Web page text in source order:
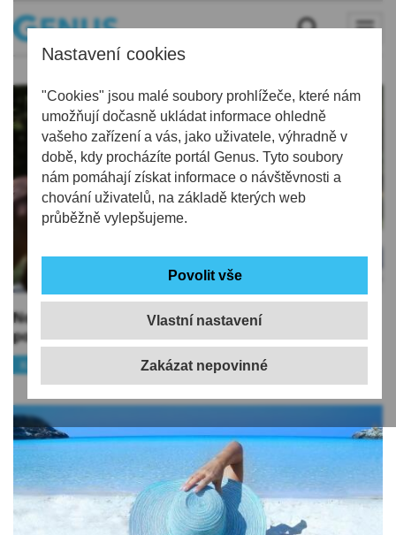
Nastavení cookies
"Cookies" jsou malé soubory prohlížeče, které nám
umožňují dočasně ukládat informace ohledně
vašeho zařízení a vás, jako uživatele, výhradně v
době, kdy procházíte portál Genus. Tyto soubory
nám pomáhají získat informace o návštěvnosti a
chování uživatelů, na základě kterých web
průběžně vylepšujeme.
Vlastní nastavení
Nové pachové ohradníky mají snížit v Libereckém kraji
počty srážek se zvěří na silnicích
Kraj 27. 07. 2026